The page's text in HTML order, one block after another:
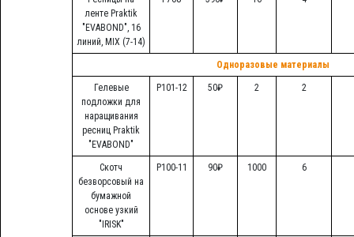
ленте Praktik
"EVABOND", 16
линий, MIX (7-14)
Одноразовые материалы
Гелевые
подложки для
наращивания
ресниц Praktik
"EVABOND"
Р101-12 50₽ 2 2
Скотч
безворсовый на
бумажной
основе узкий
"IRISK"
Р100-11 90₽ 1000 6